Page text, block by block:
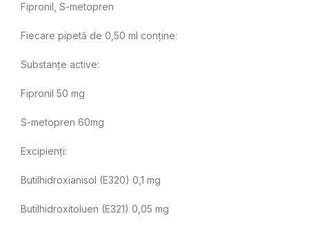
Fipronil, S-metopren
Fiecare pipetă de 0,50 ml conţine:
Substanţe active:
Fipronil 50 mg
S-metopren 60mg
Excipienţi:
Butilhidroxianisol (E320) 0,1 mg
Butilhidroxitoluen (E321) 0,05 mg